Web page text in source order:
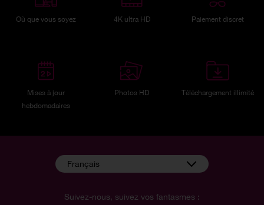
Où que vous soyez 4K ultra HD Paiement discret
Mises à jour
hebdomadaires
Photos HD Téléchargement illimité
Suivez-nous, suivez vos fantasmes :
Français